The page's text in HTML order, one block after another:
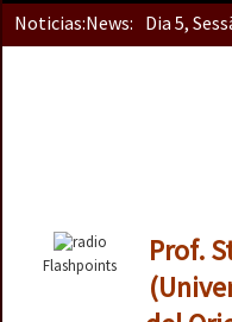
Noticias:News: Dia 5,
Flashpoints
Prof.